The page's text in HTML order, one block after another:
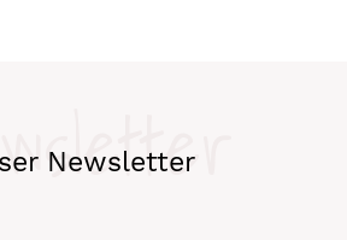
Newsletter